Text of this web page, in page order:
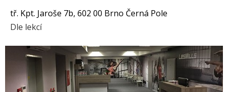
tř. Kpt. Jaroše 7b, 602 00 Brno Černá Pole
Dle lekcí